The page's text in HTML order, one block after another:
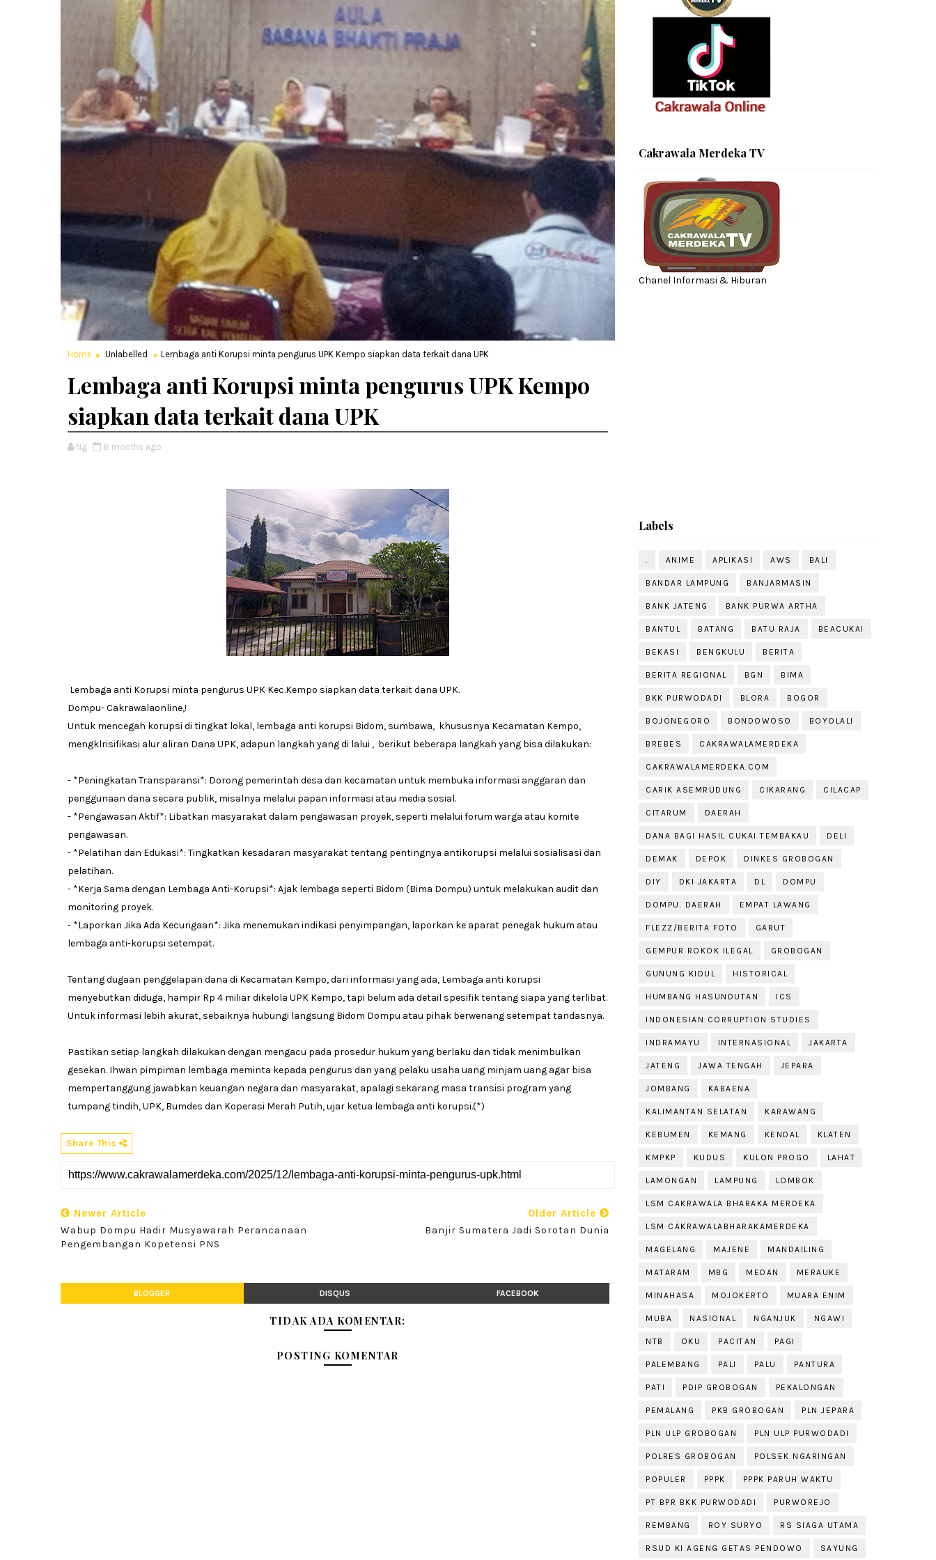
Home Unlabelled Lembaga anti Korupsi minta pengurus UPK Kempo siapkan data terkait dana UPK
Lembaga anti Korupsi minta pengurus UPK Kempo
siapkan data terkait dana UPK
Ng 8 months ago
Lembaga anti Korupsi minta pengurus UPK Kec.Kempo siapkan data terkait dana UPK.
Dompu- Cakrawalaonline,!
Untuk mencegah korupsi di tingkat lokal, lembaga anti korupsi Bidom, sumbawa, khususnya Kecamatan Kempo,
mengklrisifikasi alur aliran Dana UPK, adapun langkah yang di lalui , berikut beberapa langkah yang bisa dilakukan:
- *Peningkatan Transparansi*: Dorong pemerintah desa dan kecamatan untuk membuka informasi anggaran dan
penggunaan dana secara publik, misalnya melalui papan informasi atau media sosial.
- *Pengawasan Aktif*: Libatkan masyarakat dalam pengawasan proyek, seperti melalui forum warga atau komite
pengawasan.
- *Pelatihan dan Edukasi*: Tingkatkan kesadaran masyarakat tentang pentingnya antikorupsi melalui sosialisasi dan
pelatihan.
- *Kerja Sama dengan Lembaga Anti-Korupsi*: Ajak lembaga seperti Bidom (Bima Dompu) untuk melakukan audit dan
monitoring proyek.
- *Laporkan Jika Ada Kecurigaan*: Jika menemukan indikasi penyimpangan, laporkan ke aparat penegak hukum atau
lembaga anti-korupsi setempat.
Tentang dugaan penggelapan dana di Kecamatan Kempo, dari informasi yang ada, Lembaga anti korupsi
menyebutkan diduga, hampir Rp 4 miliar dikelola UPK Kempo, tapi belum ada detail spesifik tentang siapa yang terlibat.
Untuk informasi lebih akurat, sebaiknya hubungi langsung Bidom Dompu atau pihak berwenang setempat tandasnya.
Pastikan setiap langkah dilakukan dengan mengacu pada prosedur hukum yang berlaku dan tidak menimbulkan
gesekan. Ihwan pimpiman lembaga meminta kepada pengurus dan yang pelaku usaha uang minjam uang agar bisa
mempertanggung jawabkan keuangan negara dan masyarakat, apalagi sekarang masa transisi program yang
tumpang tindih, UPK, Bumdes dan Koperasi Merah Putih, ujar ketua lembaga anti korupsi.(*)
Share This
Newer Article
Wabup Dompu Hadir Musyawarah Perancanaan
Pengembangan Kopetensi PNS
Older Article
Banjir Sumatera Jadi Sorotan Dunia
BLOGGER DISQUS FACEBOOK
TIDAK ADA KOMENTAR:
POSTING KOMENTAR
Cakrawala Merdeka TV
Chanel Informasi & Hiburan
Labels
. ANIME APLIKASI AWS BALI
BANDAR LAMPUNG BANJARMASIN
BANK JATENG BANK PURWA ARTHA
BANTUL BATANG BATU RAJA BEACUKAI
BEKASI BENGKULU BERITA
BERITA REGIONAL BGN BIMA
BKK PURWODADI BLORA BOGOR
BOJONEGORO BONDOWOSO BOYOLALI
BREBES CAKRAWALAMERDEKA
CAKRAWALAMERDEKA.COM
CARIK ASEMRUDUNG CIKARANG CILACAP
CITARUM DAERAH
DANA BAGI HASIL CUKAI TEMBAKAU DELI
DEMAK DEPOK DINKES GROBOGAN
DIY DKI JAKARTA DL DOMPU
DOMPU. DAERAH EMPAT LAWANG
FLEZZ/BERITA FOTO GARUT
GEMPUR ROKOK ILEGAL GROBOGAN
GUNUNG KIDUL HISTORICAL
HUMBANG HASUNDUTAN ICS
INDONESIAN CORRUPTION STUDIES
INDRAMAYU INTERNASIONAL JAKARTA
JATENG JAWA TENGAH JEPARA
JOMBANG KABAENA
KALIMANTAN SELATAN KARAWANG
KEBUMEN KEMANG KENDAL KLATEN
KMPKP KUDUS KULON PROGO LAHAT
LAMONGAN LAMPUNG LOMBOK
LSM CAKRAWALA BHARAKA MERDEKA
LSM CAKRAWALABHARAKAMERDEKA
MAGELANG MAJENE MANDAILING
MATARAM MBG MEDAN MERAUKE
MINAHASA MOJOKERTO MUARA ENIM
MUBA NASIONAL NGANJUK NGAWI
NTB OKU PACITAN PAGI
PALEMBANG PALI PALU PANTURA
PATI PDIP GROBOGAN PEKALONGAN
PEMALANG PKB GROBOGAN PLN JEPARA
PLN ULP GROBOGAN PLN ULP PURWODADI
POLRES GROBOGAN POLSEK NGARINGAN
POPULER PPPK PPPK PARUH WAKTU
PT BPR BKK PURWODADI PURWOREJO
REMBANG ROY SURYO RS SIAGA UTAMA
RSUD KI AGENG GETAS PENDOWO SAYUNG